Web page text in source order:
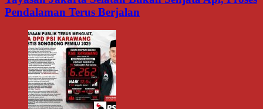
Pendalaman Terus Berjalan